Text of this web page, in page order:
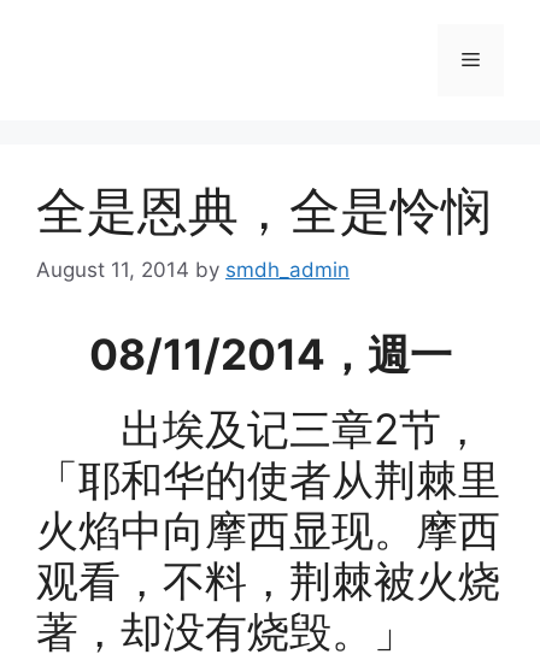
Menu
全是恩典，全是怜悯
August 11, 2014 by smdh_admin
08/11/2014，週一
出埃及记三章2节，
「耶和华的使者从荆棘里
火焰中向摩西显现。摩西
观看，不料，荆棘被火烧
著，却没有烧毁。」